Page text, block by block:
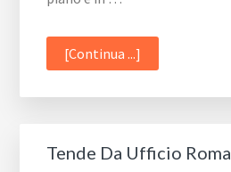
[Continua ...]
automatizzata
Tende Da Ufficio Roma